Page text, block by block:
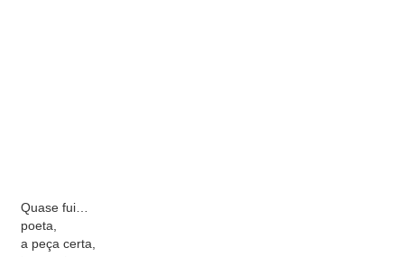
Quase fui…
poeta,
a peça certa,